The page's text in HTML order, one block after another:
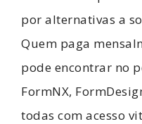
por alternativas a
Quem paga
pode encontrar no
FormNX,
todas com acesso